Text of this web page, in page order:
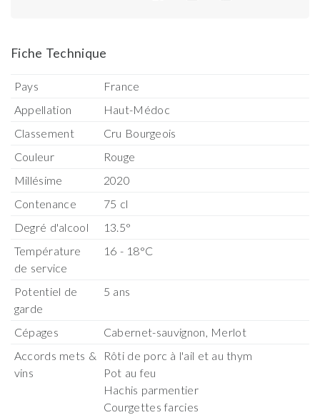
Fiche Technique
Pays
France
Appellation
Haut-Médoc
Classement
Cru Bourgeois
Couleur
Rouge
Millésime
2020
Contenance
75 cl
Degré d'alcool
13.5°
Température
de service
16 - 18°C
Potentiel de
garde
5 ans
Cépages
Cabernet-sauvignon, Merlot
Accords mets &
vins
Rôti de porc à l'ail et au thym
Pot au feu
Hachis parmentier
Courgettes farcies